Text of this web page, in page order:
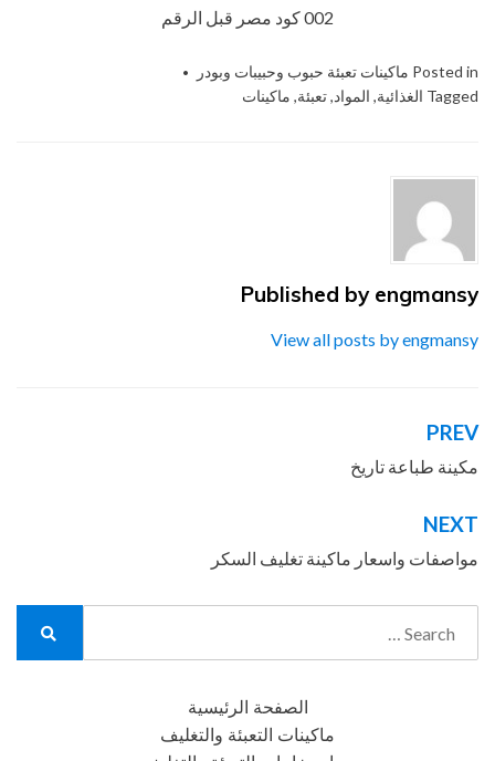
002 كود مصر قبل الرقم​
Posted in ماكينات تعبئة حبوب وحبيبات وبودر
Tagged الغذائية, المواد,تعبئة, ماكينات
Published by engmansy
View all posts by engmansy
تصفّح
المقالات
PREV
مكينة طباعة تاريخ
NEXT
مواصفات واسعار ماكينة تغليف السكر
الصفحة الرئيسية
ماكينات التعبئة والتغليف